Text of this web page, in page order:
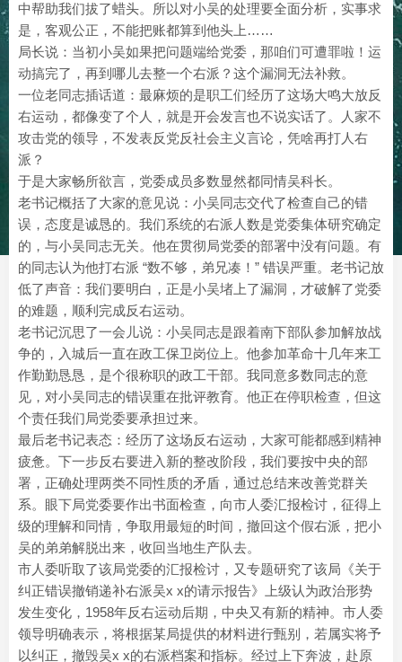
中帮助我们拔了蜡头。所以对小吴的处理要全面分析，实事求
是，客观公正，不能把账都算到他头上……
局长说：当初小吴如果把问题端给党委，那咱们可遭罪啦！运
动搞完了，再到哪儿去整一个右派？这个漏洞无法补救。
一位老同志插话道：最麻烦的是职工们经历了这场大鸣大放反
右运动，都像变了个人，就是开会发言也不说实话了。人家不
攻击党的领导，不发表反党反社会主义言论，凭啥再打人右
派？
于是大家畅所欲言，党委成员多数显然都同情吴科长。
老书记概括了大家的意见说：小吴同志交代了检查自己的错
误，态度是诚恳的。我们系统的右派人数是党委集体研究确定
的，与小吴同志无关。他在贯彻局党委的部署中没有问题。有
的同志认为他打右派 “数不够，弟兄凑！” 错误严重。老书记放
低了声音：我们要明白，正是小吴堵上了漏洞，才破解了党委
的难题，顺利完成反右运动。
老书记沉思了一会儿说：小吴同志是跟着南下部队参加解放战
争的，入城后一直在政工保卫岗位上。他参加革命十几年来工
作勤勤恳恳，是个很称职的政工干部。我同意多数同志的意
见，对小吴同志的错误重在批评教育。他正在停职检查，但这
个责任我们局党委要承担过来。
最后老书记表态：经历了这场反右运动，大家可能都感到精神
疲惫。下一步反右要进入新的整改阶段，我们要按中央的部
署，正确处理两类不同性质的矛盾，通过总结来改善党群关
系。眼下局党委要作出书面检查，向市人委汇报检讨，征得上
级的理解和同情，争取用最短的时间，撤回这个假右派，把小
吴的弟弟解脱出来，收回当地生产队去。
市人委听取了该局党委的汇报检讨，又专题研究了该局《关于
纠正错误撤销递补右派吴x x的请示报告》上级认为政治形势
发生变化，1958年反右运动后期，中央又有新的精神。市人委
领导明确表示，将根据某局提供的材料进行甄别，若属实将予
以纠正，撤毁吴x x的右派档案和指标。经过上下奔波，赴原